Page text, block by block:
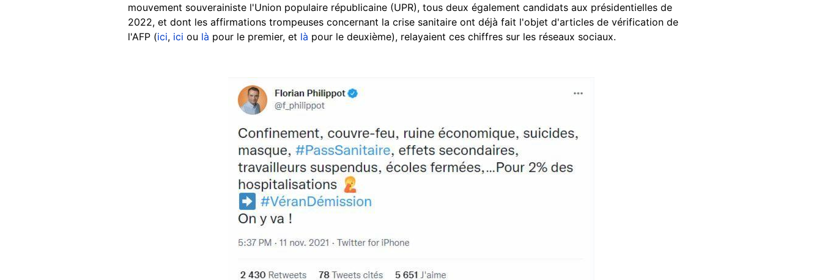
mouvement souverainiste l'Union populaire républicaine (UPR), tous deux également candidats aux présidentielles de
2022, et dont les affirmations trompeuses concernant la crise sanitaire ont déjà fait l'objet d'articles de vérification de
l'AFP (ici, ici ou là pour le premier, et là pour le deuxième), relayaient ces chiffres sur les réseaux sociaux.